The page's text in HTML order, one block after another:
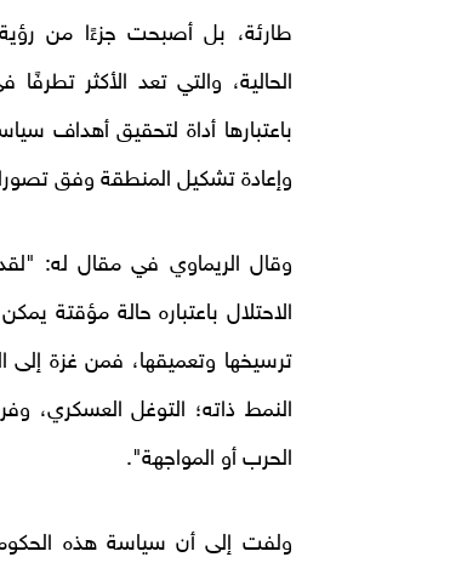
طارئة، بل أصبحت جزءًا من رؤية
الحالية، والتي تعد الأكثر
باعتبارها أداة لتحقيق أهداف
وإعادة تشكيل المنطقة وفق
وقال الريماوي في مقال له:
الاحتلال باعتباره حالة مؤقتة
ترسيخها وتعميقها، فمن غزة إلى
النمط ذاته؛ التوغل العسكري،
الحرب أو المواجهة".
ولفت إلى أن سياسة هذه